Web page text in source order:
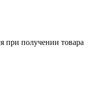
при получении товара